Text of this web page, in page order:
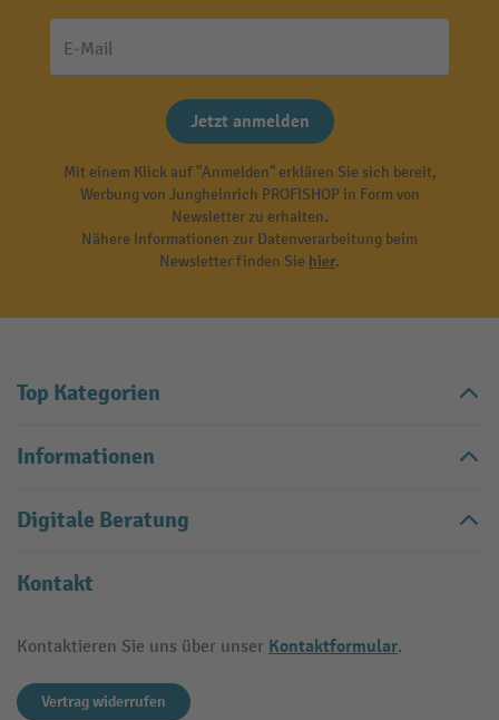
E-Mail
Jetzt anmelden
Mit einem Klick auf "Anmelden" erklären Sie sich bereit,
Werbung von Jungheinrich PROFISHOP in Form von
Newsletter zu erhalten.
Nähere Informationen zur Datenverarbeitung beim
Newsletter finden Sie hier.
Top Kategorien
Informationen
Digitale Beratung
Kontakt
Kontaktieren Sie uns über unser Kontaktformular.
Vertrag widerrufen